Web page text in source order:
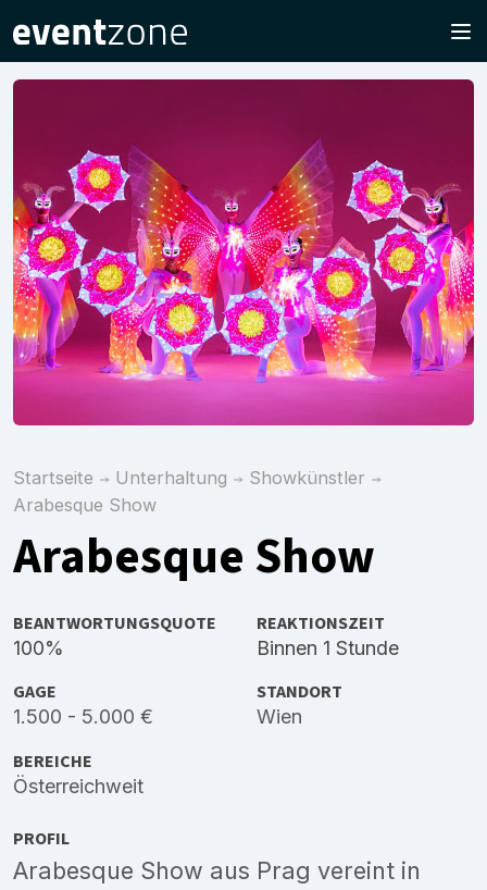
Startseite Unterhaltung
Showkünstler
Arabesque Show
Arabesque Show
BEANTWORTUNGSQUOTE
100%
REAKTIONSZEIT
Binnen 1 Stunde
GAGE
1.500 - 5.000 €
STANDORT
Wien
BEREICHE
Österreichweit
PROFIL
Arabesque Show aus Prag vereint in